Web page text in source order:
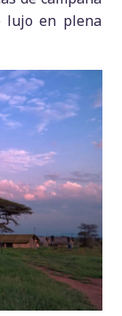
lujo en plena